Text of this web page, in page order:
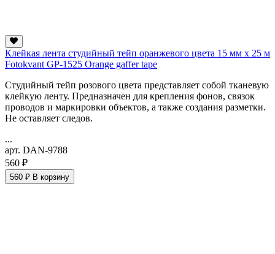
Клейкая лента студийный тейп оранжевого цвета 15 мм х 25 м
Fotokvant GP-1525 Orange gaffer tape
Студийный тейп розового цвета представляет собой тканевую
клейкую ленту. Предназначен для крепления фонов, связок
проводов и маркировки объектов, а также создания разметки.
Не оставляет следов.
...
арт. DAN-9788
560 ₽
560 ₽ В корзину